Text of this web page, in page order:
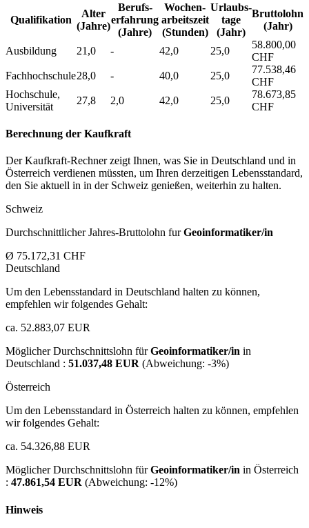
Qualifikation
Alter
(Jahre)
Berufs­
erfahrung
(Jahre)
Wochen­
arbeitszeit
(Stunden)
Urlaubs­
tage
(Jahr)
Bruttolohn
(Jahr)
Ausbildung 21,0 - 42,0 25,0
58.800,00
CHF
Fachhochschule28,0 - 40,0 25,0
77.538,46
CHF
Hochschule,
Universität
27,8 2,0 42,0 25,0
78.673,85
CHF
Berechnung der Kaufkraft
Der Kaufkraft-Rechner zeigt Ihnen, was Sie in Deutschland und in
Österreich verdienen müssten, um Ihren derzeitigen Lebensstandard,
den Sie aktuell in in der Schweiz genießen, weiterhin zu halten.
Schweiz
Durchschnittlicher Jahres-Bruttolohn furGeoinformatiker/in
Ø 75.172,31 CHF
Deutschland
Um den Lebensstandard in Deutschland halten zu können,
empfehlen wir folgendes Gehalt:
ca. 52.883,07 EUR
Möglicher Durchschnittslohn fürGeoinformatiker/in in
Deutschland : 51.037,48 EUR (Abweichung: -3%)
Österreich
Um den Lebensstandard in Österreich halten zu können, empfehlen
wir folgendes Gehalt:
ca. 54.326,88 EUR
Möglicher Durchschnittslohn fürGeoinformatiker/in in Österreich
: 47.861,54 EUR (Abweichung: -12%)
Hinweis